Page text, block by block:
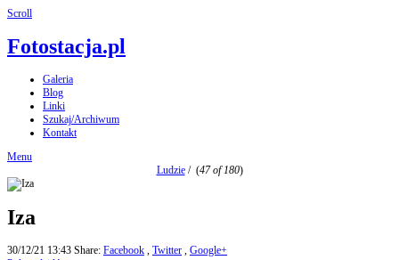
Scroll
Fotostacja.pl
Galeria
Blog
Linki
Szukaj/Archiwum
Kontakt
Menu
Ludzie/ (47 of 180)
Iza
30/12/21 13:43 Share: Facebook , Twitter , Google+